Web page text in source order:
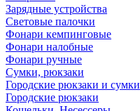
Зарядные устройства
Световые палочки
Фонари кемпинговые
Фонари налобные
Фонари ручные
Сумки, рюкзаки
Городские рюкзаки и сумки
Городские рюкзаки